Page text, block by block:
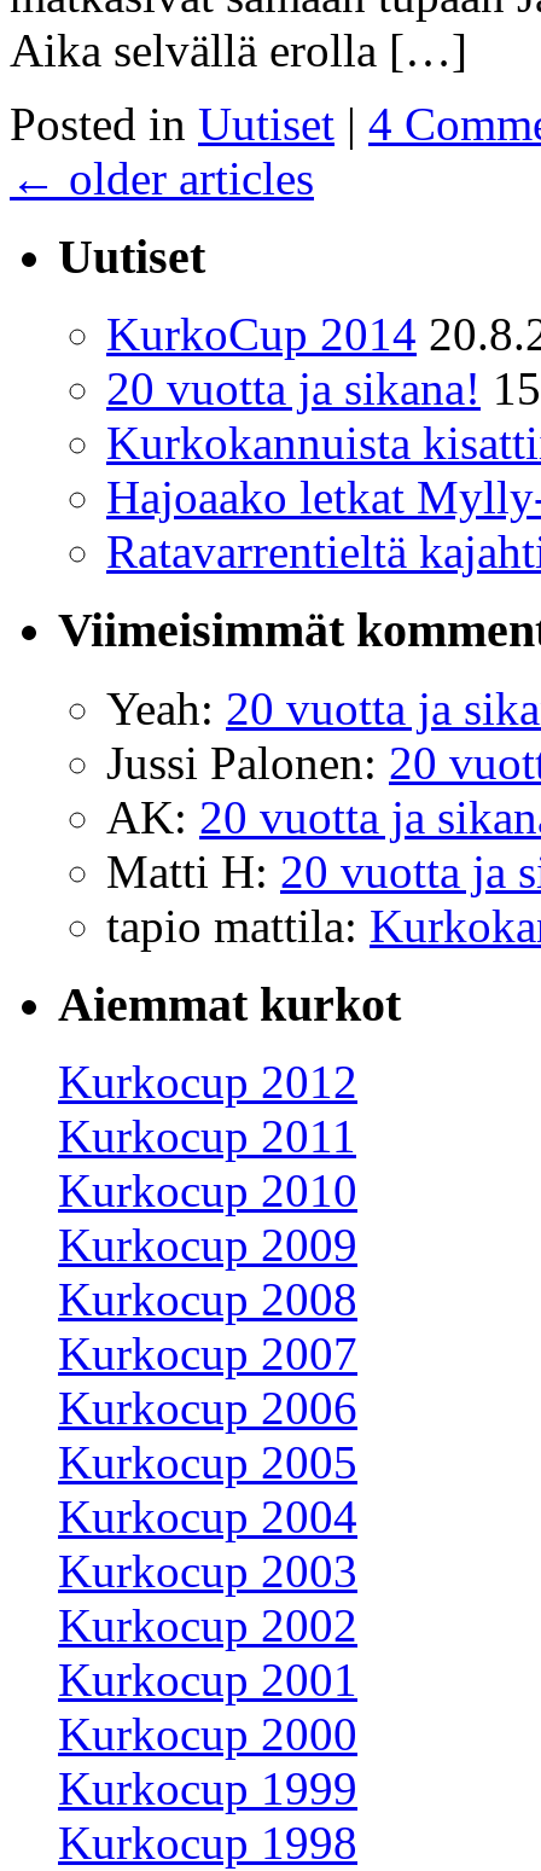
Aika selvällä erolla […]
Posted in Uutiset | 4
← older articles
Uutiset
KurkoCup 2014
20 vuotta ja sikana!
Kurkokannuista
Hajoaako letkat
Ratavarrentieltä
Viimeisimmät
Yeah: 20 vuotta ja
Jussi Palonen: 20
AK: 20 vuotta ja
Matti H: 20 vuotta ja
tapio mattila:
Aiemmat kurkot
Kurkocup 2012
Kurkocup 2011
Kurkocup 2010
Kurkocup 2009
Kurkocup 2008
Kurkocup 2007
Kurkocup 2006
Kurkocup 2005
Kurkocup 2004
Kurkocup 2003
Kurkocup 2002
Kurkocup 2001
Kurkocup 2000
Kurkocup 1999
Kurkocup 1998